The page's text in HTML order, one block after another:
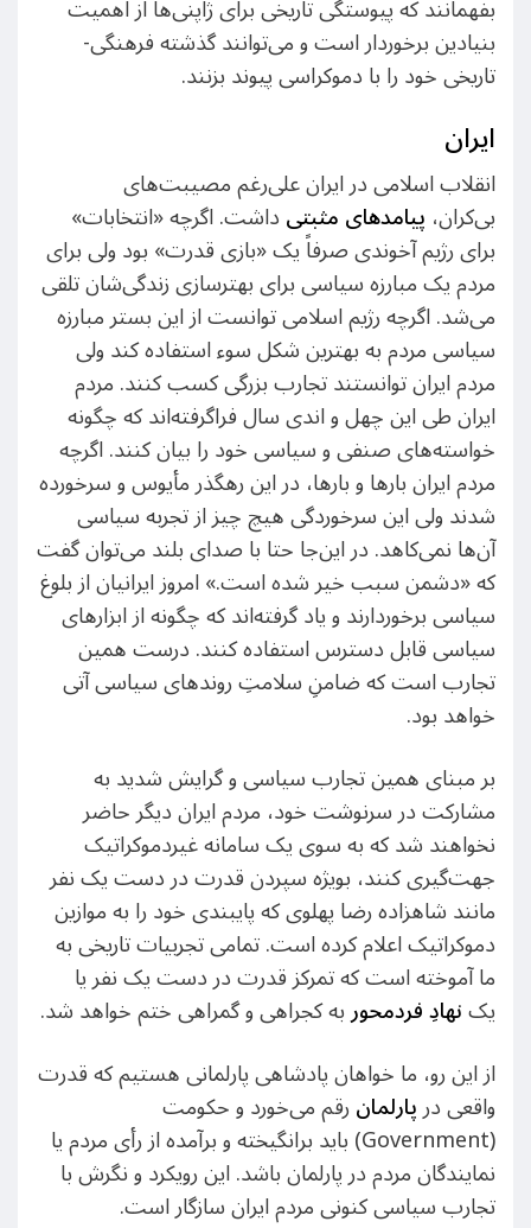
بفهمانند که پیوستگی تاریخی برای ژاپنی‌ها از اهمیت
بنیادین برخوردار است و می‌توانند گذشته فرهنگی-
تاریخی خود را با دموکراسی پیوند بزنند.
ایران
انقلاب اسلامی در ایران علی‌رغم مصیبت‌های
بی‌کران، پیامدهای مثبتیداشت. اگرچه «انتخابات»
برای رژیم آخوندی صرفاً یک «بازی قدرت» بود ولی برای
مردم یک مبارزه سیاسی برای بهترسازی زندگی‌شان تلقی
می‌شد. اگرچه رژیم اسلامی توانست از این بستر مبارزه
سیاسی مردم به بهترین شکل سوء استفاده کند ولی
مردم ایران توانستند تجارب بزرگی کسب کنند. مردم
ایران طی این چهل و اندی سال فراگرفته‌اند که چگونه
خواسته‌های صنفی و سیاسی خود را بیان کنند. اگرچه
مردم ایران بارها و بارها،‌ در این رهگذر مأیوس و سرخورده
شدند ولی این سرخوردگی هیچ چیز از تجربه سیاسی
آن‌ها نمی‌کاهد. در این‌جا حتا با صدای بلند می‌توان گفت
که «دشمن سبب خیر شده است.» امروز ایرانیان از بلوغ
سیاسی برخوردارند و یاد گرفته‌اند که چگونه از ابزارهای
سیاسی قابل دسترس استفاده کنند. درست همین
تجارب است که ضامنِ سلامتِ روندهای سیاسی آتی
خواهد بود.
بر مبنای همین تجارب سیاسی و گرایش شدید به
مشارکت در سرنوشت خود، مردم ایران دیگر حاضر
نخواهند شد که به سوی یک سامانه غیردموکراتیک
جهت‌گیری کنند، بویژه سپردن قدرت در دست یک نفر
مانند شاهزاده رضا پهلوی که پایبندی خود را به موازین
دموکراتیک اعلام کرده است. تمامی تجربیات تاریخی به
ما آموخته است که تمرکز قدرت در دست یک نفر یا
یکنهادِ فردمحوربه کجراهی و گمراهی ختم خواهد شد.
از این رو، ما خواهان پادشاهی پارلمانی هستیم که قدرت
واقعی درپارلمانرقم می‌خورد و حکومت
(Government) باید برانگیخته و برآمده از رأی مردم یا
نمایندگان مردم در پارلمان باشد. این رویکرد و نگرش با
تجارب سیاسی کنونی مردم ایران سازگار است.